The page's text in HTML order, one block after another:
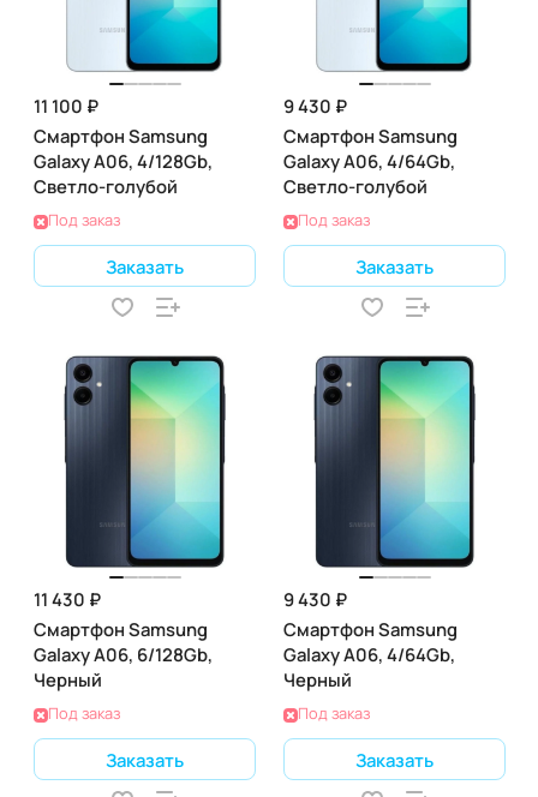
11 100 ₽
Смартфон Samsung
Galaxy A06, 4/128Gb,
Светло-голубой
Под заказ
Заказать
9 430 ₽
Смартфон Samsung
Galaxy A06, 4/64Gb,
Светло-голубой
Под заказ
Заказать
11 430 ₽
Смартфон Samsung
Galaxy A06, 6/128Gb,
Черный
Под заказ
Заказать
9 430 ₽
Смартфон Samsung
Galaxy A06, 4/64Gb,
Черный
Под заказ
Заказать